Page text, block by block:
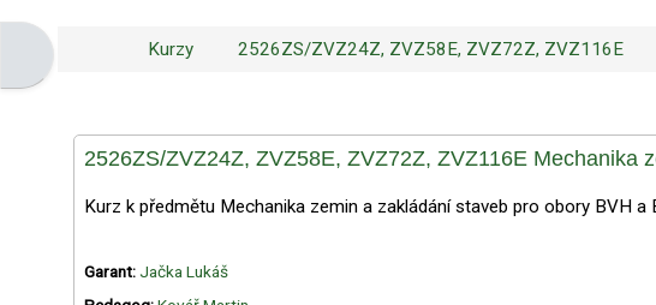
Otevřít panel blokuKurzy 2526ZS/ZVZ24Z, ZVZ58E, ZVZ72Z, ZVZ116E
2526ZS/ZVZ24Z, ZVZ58E, ZVZ72Z, ZVZ116E Mechanika
Kurz k předmětu Mechanika zemin a zakládání staveb pro obory BVH a
Garant: Jačka Lukáš